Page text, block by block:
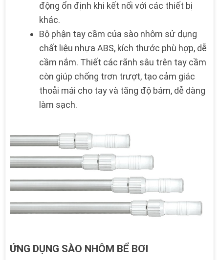
động ổn định khi kết nối với các thiết bị
khác.
Bộ phận tay cầm của sào nhôm sử dụng
chất liệu nhựa ABS, kích thước phù hợp, dễ
cầm nắm. Thiết các rãnh sâu trên tay cầm
còn giúp chống trơn trượt, tạo cảm giác
thoải mái cho tay và tăng độ bám, dễ dàng
làm sạch.
ỨNG DỤNG SÀO NHÔM BỂ BƠI